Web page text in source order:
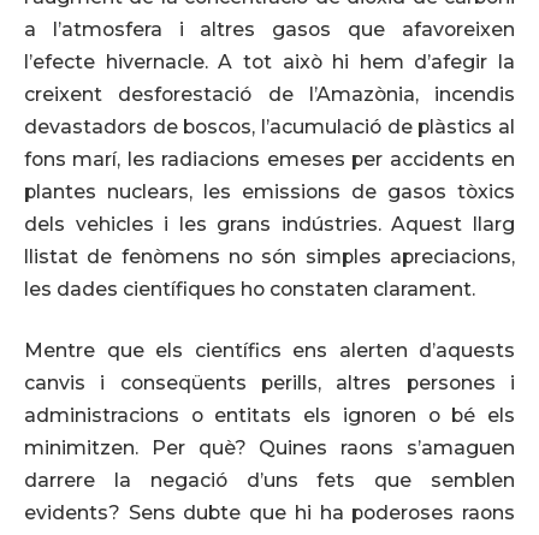
a l’atmosfera i altres gasos que afavoreixen
l’efecte hivernacle. A tot això hi hem d’afegir la
creixent desforestació de l’Amazònia, incendis
devastadors de boscos, l’acumulació de plàstics al
fons marí, les radiacions emeses per accidents en
plantes nuclears, les emissions de gasos tòxics
dels vehicles i les grans indústries. Aquest llarg
llistat de fenòmens no són simples apreciacions,
les dades científiques ho constaten clarament.
Mentre que els científics ens alerten d’aquests
canvis i conseqüents perills, altres persones i
administracions o entitats els ignoren o bé els
minimitzen. Per què? Quines raons s’amaguen
darrere la negació d’uns fets que semblen
evidents? Sens dubte que hi ha poderoses raons